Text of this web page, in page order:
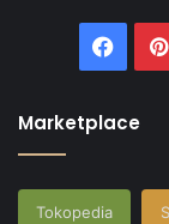
Marketplace
Tokopedia